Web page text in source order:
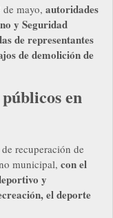
mayo, autoridades
y Seguridad
de representantes
de demolición de
en
recuperación de
municipal, con el
y
el deporte